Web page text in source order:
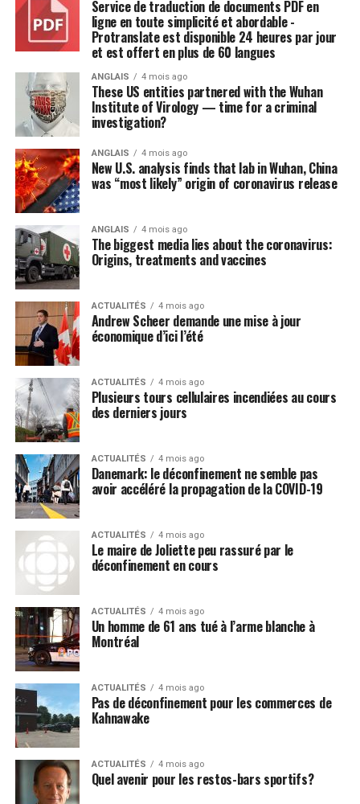
des machines et du matériel et de déduire une plus
grande part du coût des biens nouvellement acquis lors
de l’année pendant laquelle un investissement est
effectué. Ces mesures devraient coûter 14 milliards $ sur
cinq ans au Trésor public.
M. Morneau devrait présenter lundi une mise à jour qui
exposera les perspectives de l’économie et des finances
fédérales. Bien que peu s’attendent à des mesures
comme celles annoncées dans l’énoncé économique de
l’an dernier, la mise à jour dressera le tableau du budget
fédéral de 2020 et devrait indiquer comment les
mesures de 2018 ont été utilisées.
Les données sur l’investissement des entreprises sont
mitigées depuis l’entrée en vigueur des nouvelles règles.
L’incertitude entourant le nouvel accord de libre-
échange entre le Canada, les États-Unis et le Mexique
(ACEUM) devrait disparaître lorsqu’il sera ratifié. Cela
pourrait encourager les entreprises à utiliser davantage
les règles d’amortissement accéléré, estime Brian
Kingston,vice-président aux politiques internationale et
budgétaire au Conseil canadien des affaires.
Selon lui, M. Morneau devrait toujours viser à abaisser le
taux d’imposition combiné fédéral-provincial aux
entreprises à 20 % par rapport au taux actuel d’un peu
moins de 27 %, ce qui est supérieur à la moyenne des
«Quand on essaie d’attirer des capitaux en Amérique du
Nord, en particulier dans un environnement
protectionniste défendu par le président américain. Les
entreprises veulent être à l’intérieur de la forteresse
américaine. Le Canada, en tant que petite économie, a
Service de traduction de documents PDF en
ligne en toute simplicité et abordable -
Protranslate est disponible 24 heures par jour
et est offert en plus de 60 langues
ANGLAIS 4 mois ago
These US entities partnered with the Wuhan
Institute of Virology — time for a criminal
investigation?
ANGLAIS 4 mois ago
New U.S. analysis finds that lab in Wuhan, China
was “most likely” origin of coronavirus release
ANGLAIS 4 mois ago
The biggest media lies about the coronavirus:
Origins, treatments and vaccines
ACTUALITÉS 4 mois ago
Andrew Scheer demande une mise à jour
économique d’ici l’été
ACTUALITÉS 4 mois ago
Plusieurs tours cellulaires incendiées au cours
des derniers jours
ACTUALITÉS 4 mois ago
Danemark: le déconfinement ne semble pas
avoir accéléré la propagation de la COVID-19
ACTUALITÉS 4 mois ago
Le maire de Joliette peu rassuré par le
déconfinement en cours
ACTUALITÉS 4 mois ago
Un homme de 61 ans tué à l’arme blanche à
Montréal
ACTUALITÉS 4 mois ago
Pas de déconfinement pour les commerces de
Kahnawake
ACTUALITÉS 4 mois ago
Quel avenir pour les restos-bars sportifs?